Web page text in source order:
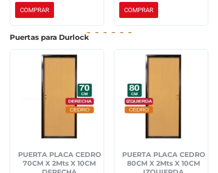
COMPRAR COMPRAR
Puertas para Durlock
PUERTA PLACA CEDRO
70CM X 2Mts X 10CM
PUERTA PLACA CEDRO
80CM X 2Mts X 10CM